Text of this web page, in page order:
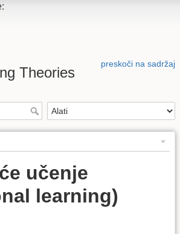
preskoči na sadržaj
Theories
učenje
learning)